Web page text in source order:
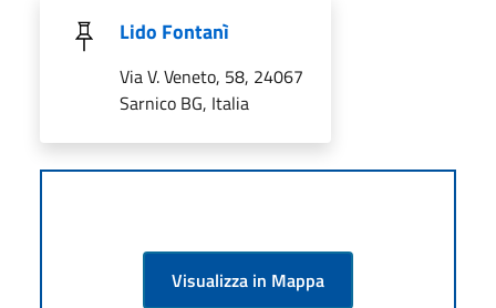
Lido Fontanì
Via V. Veneto, 58, 24067
Sarnico BG, Italia
Visualizza in Mappa